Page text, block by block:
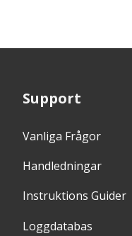
Support
Vanliga Frågor
Handledningar
Instruktions Guider
Loggdatabas